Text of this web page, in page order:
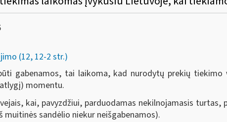
(12, 12-2 str.)
gabenamos, tai laikoma, kad nurodytų prekių
momentu.
kai, pavyzdžiui, parduodamas nekilnojamasis turtas,
muitinės sandėlio niekur neišgabenamos).